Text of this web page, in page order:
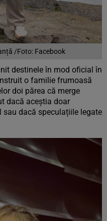
/Foto: Facebook
destinele în mod oficial în
o familie frumoasă
doi părea că merge
dacă aceștia doar
dacă speculațiile legate